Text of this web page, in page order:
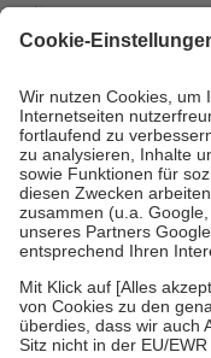
mit.
Grundsätzlich leisten
höchstens zehn Euro.
Es
Kosten der Leistung zu
Diese Regeln gelten
Bei Heilmitteln und
Zuzahlung zehn Prozent
Verordnung.
Um das Engagement der
stärken und die
fallenkeine Zuzahlungen
• Kindern und
mit Ausnahme der